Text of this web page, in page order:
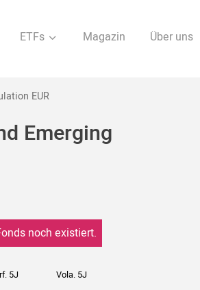
ETFs Magazin Über uns
EUR
Emerging
noch existiert.
5J Vola. 5J